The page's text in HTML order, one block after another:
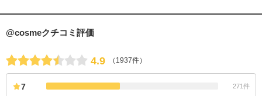
@cosmeクチコミ評価
4.9 （1937件）
7 271件